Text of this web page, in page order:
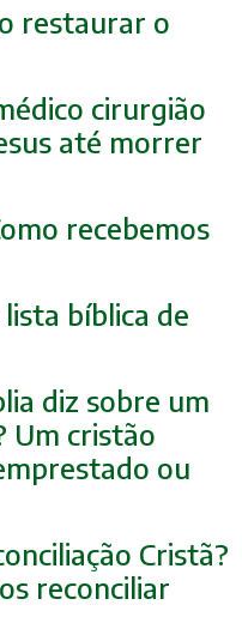
restaurar o
cirurgião
até morrer
recebemos
lista bíblica de
diz sobre um
Um cristão
ou
Cristã?
reconciliar